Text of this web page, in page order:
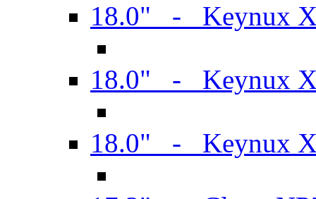
18.0" - Keynux
18.0" - Keynux
18.0" - Keynux